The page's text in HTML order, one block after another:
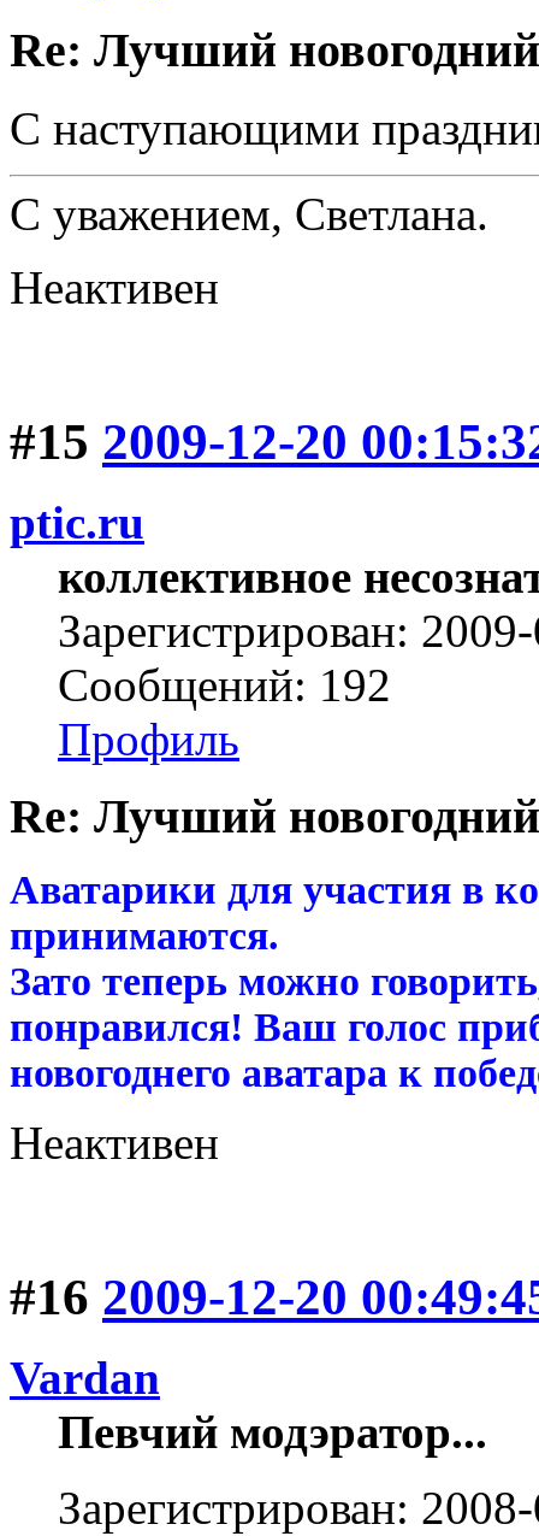
Re: Лучший
С наступающими
С уважением, Светлана.
Неактивен
#15 2009-12-20
ptic.ru
коллективное
Зарегистрирован:
Сообщений: 192
Профиль
Re: Лучший
Аватарики для участия в
принимаются.
Зато теперь можно
понравился! Ваш голос
новогоднего аватара к
Неактивен
#16 2009-12-20
Vardan
Певчий модэратор...
Зарегистрирован: